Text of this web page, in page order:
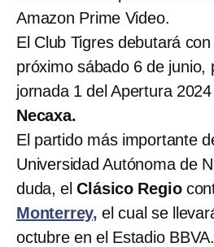
Amazon Prime Video.
El Club Tigres debutará
próximo sábado 6 de junio,
jornada 1 del Apertura
Necaxa.
El partido más importante
Universidad Autónoma de
duda, elClásico Regio
Monterrey, el cual se
octubre en el Estadio BBVA.